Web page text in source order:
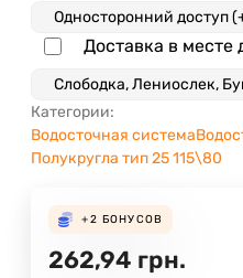
Доставка в месте
Категории:
Водосточная система
Полукругла тип 25 115\80
+2 БОНУСОВ
262,94 грн.